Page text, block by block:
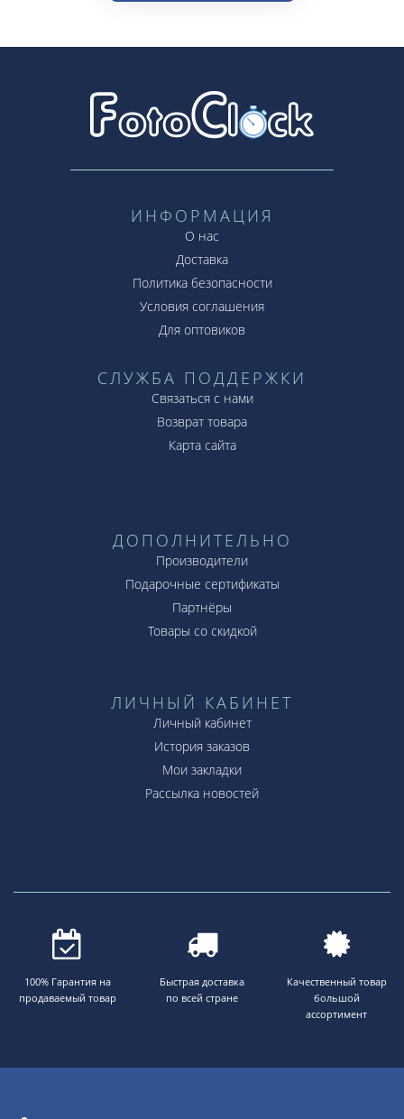
ИНФОРМАЦИЯ
О нас
Доставка
Политика безопасности
Условия соглашения
Для оптовиков
СЛУЖБА ПОДДЕРЖКИ
Связаться с нами
Возврат товара
Карта сайта
ДОПОЛНИТЕЛЬНО
Производители
Подарочные сертификаты
Партнёры
Товары со скидкой
ЛИЧНЫЙ КАБИНЕТ
Личный кабинет
История заказов
Мои закладки
Рассылка новостей
100% Гарантия на
продаваемый товар
Быстрая доставка
по всей стране
Качественный товар
большой
ассортимент